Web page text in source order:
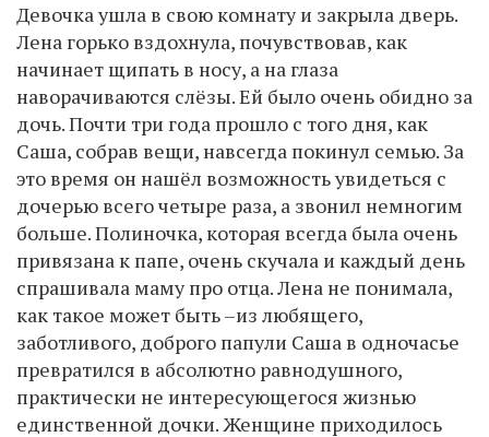
Девочка ушла в свою комнату и закрыла дверь.
Лена горько вздохнула, почувствовав, как
начинает щипать в носу, а на глаза
наворачиваются слёзы. Ей было очень обидно за
дочь. Почти три года прошло с того дня, как
Саша, собрав вещи, навсегда покинул семью. За
это время он нашёл возможность увидеться с
дочерью всего четыре раза, а звонил немногим
больше. Полиночка, которая всегда была очень
привязана к папе, очень скучала и каждый день
спрашивала маму про отца. Лена не понимала,
как такое может быть –из любящего,
заботливого, доброго папули Саша в одночасье
превратился в абсолютно равнодушного,
практически не интересующегося жизнью
единственной дочки. Женщине приходилось